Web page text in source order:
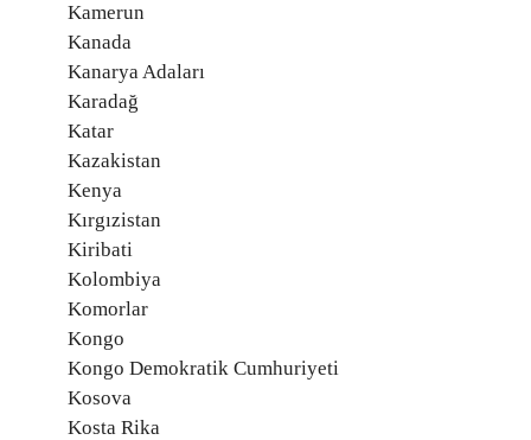
Kamerun
Kanada
Kanarya Adaları
Karadağ
Katar
Kazakistan
Kenya
Kırgızistan
Kiribati
Kolombiya
Komorlar
Kongo
Kongo Demokratik Cumhuriyeti
Kosova
Kosta Rika